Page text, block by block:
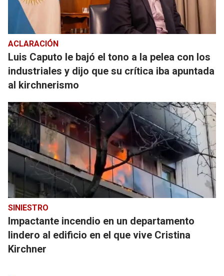
ACLARACIÓN
Luis Caputo le bajó el tono a la pelea con los
industriales y dijo que su crítica iba apuntada
al kirchnerismo
SINIESTRO
Impactante incendio en un departamento
lindero al edificio en el que vive Cristina
Kirchner